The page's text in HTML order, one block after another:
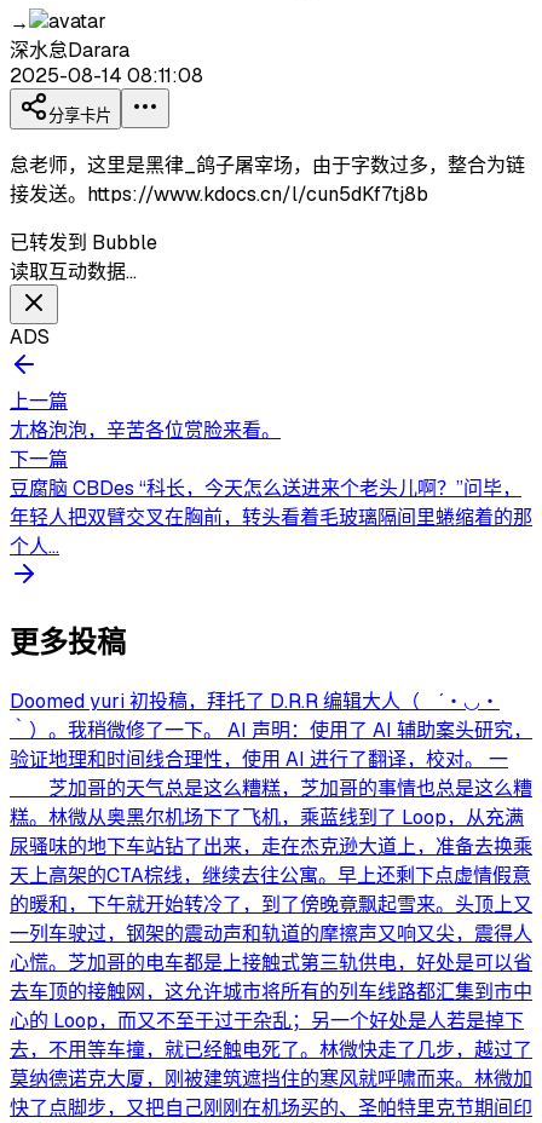
→
深水怠Darara
2025-08-14 08:11:08
分享卡片
怠老师，这里是黑律_鸽子屠宰场，由于字数过多，整合为链
接发送。https://www.kdocs.cn/l/cun5dKf7tj8b
已转发到 Bubble
读取互动数据…
ADS
上一篇
尢格泡泡，辛苦各位赏脸来看。
下一篇
豆腐脑 CBDes “科长，今天怎么送进来个老头儿啊？”问毕，
年轻人把双臂交叉在胸前，转头看着毛玻璃隔间里蜷缩着的那
个人...
更多投稿
Doomed yuri 初投稿，拜托了 D.R.R 编辑大人（ ´・◡・
｀）。我稍微修了一下。 AI 声明：使用了 AI 辅助案头研究，
验证地理和时间线合理性，使用 AI 进行了翻译，校对。 一
芝加哥的天气总是这么糟糕，芝加哥的事情也总是这么糟
糕。林微从奥黑尔机场下了飞机，乘蓝线到了 Loop，从充满
尿骚味的地下车站钻了出来，走在杰克逊大道上，准备去换乘
天上高架的CTA棕线，继续去往公寓。早上还剩下点虚情假意
的暖和，下午就开始转冷了，到了傍晚竟飘起雪来。头顶上又
一列车驶过，钢架的震动声和轨道的摩擦声又响又尖，震得人
心慌。芝加哥的电车都是上接触式第三轨供电，好处是可以省
去车顶的接触网，这允许城市将所有的列车线路都汇集到市中
心的 Loop，而又不至于过于杂乱；另一个好处是人若是掉下
去，不用等车撞，就已经触电死了。林微快走了几步，越过了
莫纳德诺克大厦，刚被建筑遮挡住的寒风就呼啸而来。林微加
快了点脚步，又把自己刚刚在机场买的、圣帕特里克节期间印